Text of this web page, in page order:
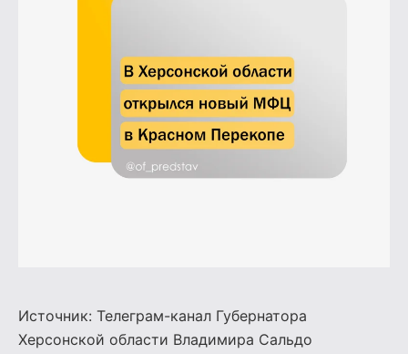
Источник: Телеграм-канал Губернатора
Херсонской области Владимира Сальдо